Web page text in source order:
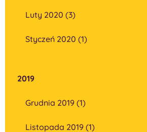
Luty 2020 (3)
Styczeń 2020 (1)
2019
Grudnia 2019 (1)
Listopada 2019 (1)